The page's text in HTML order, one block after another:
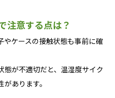
注意する点は？
やケースの接触状態も事前に確
が不適切だと、温湿度サイク
あります。